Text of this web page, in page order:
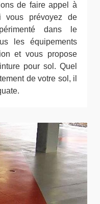
de faire appel à
vous prévoyez de
dans le
les équipements
et vous propose
pour sol. Quel
de votre sol, il